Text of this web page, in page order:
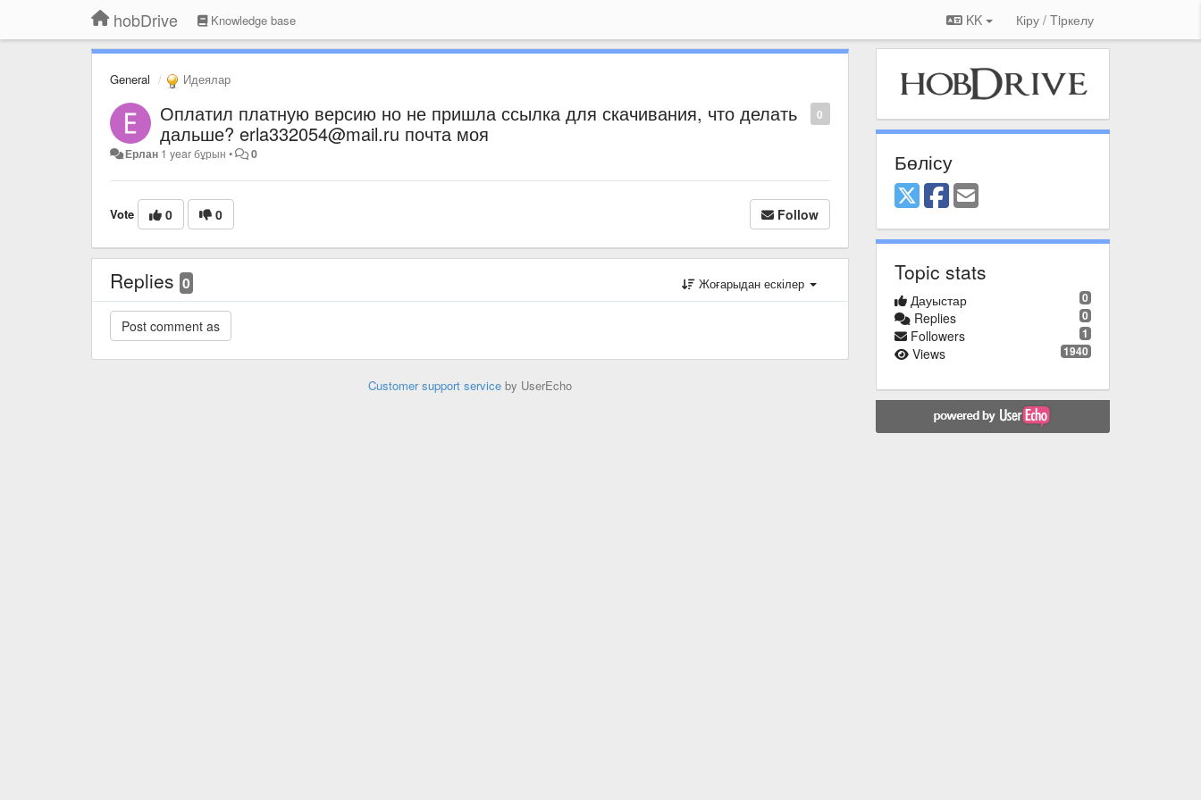
hobDrive Knowledge base KK Кіру / Tiркелу
General Идеялар
0
Оплатил платную версию но не пришла ссылка для скачивания, что делать
дальше? erla332054@mail.ru почта моя
Ерлан 1 year бұрын • 0
Vote 0 0 Follow
Replies 0 Жоғарыдан ескілер
Customer support serviceby UserEcho
Бөлісу
Topic stats
0
Дауыстар
0
Replies
1
Followers
1940
Views